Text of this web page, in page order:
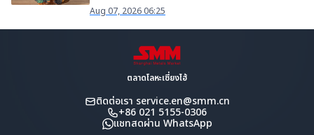
Aug 07, 2026 06:25
ตลาดโลหะเซี่ยงไฮ้
ติดต่อเรา service.en@smm.cn
+86 021 5155-0306
แชทสดผ่าน WhatsApp